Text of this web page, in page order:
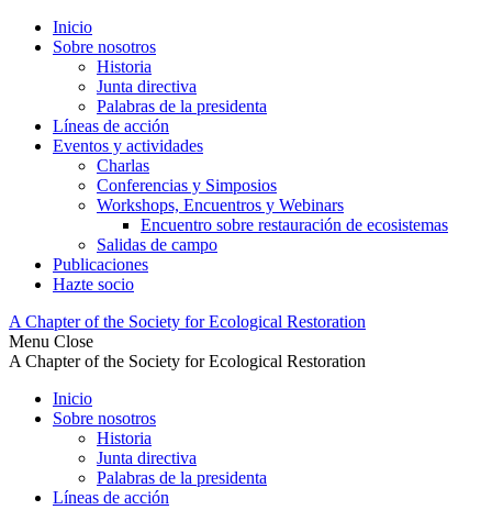
Inicio
Sobre nosotros
Historia
Junta directiva
Palabras de la presidenta
Líneas de acción
Eventos y actividades
Charlas
Conferencias y Simposios
Workshops, Encuentros y Webinars
Encuentro sobre restauración de ecosistemas
Salidas de campo
Publicaciones
Hazte socio
A Chapter of the Society for Ecological Restoration
Menu Close
A Chapter of the Society for Ecological Restoration
Inicio
Sobre nosotros
Historia
Junta directiva
Palabras de la presidenta
Líneas de acción